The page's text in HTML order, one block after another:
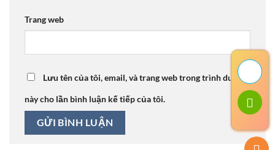
Trang web
Lưu tên của tôi, email, và trang web trong trình duyệt
này cho lần bình luận kế tiếp của tôi.